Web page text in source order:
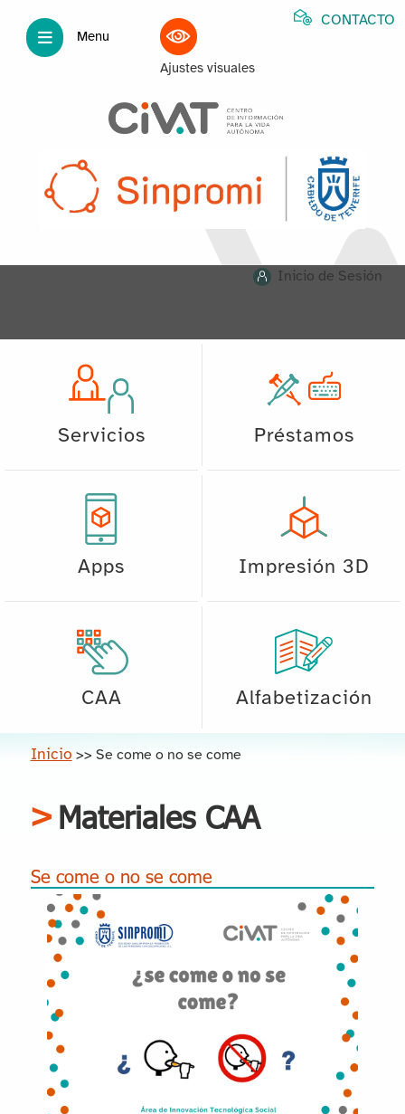
Menu
Ajustes visuales
CONTACTO
Inicio de Sesión
Servicios Préstamos
Apps Impresión 3D
CAA Alfabetización
Inicio >> Se come o no se come
Materiales CAA
Se come o no se come